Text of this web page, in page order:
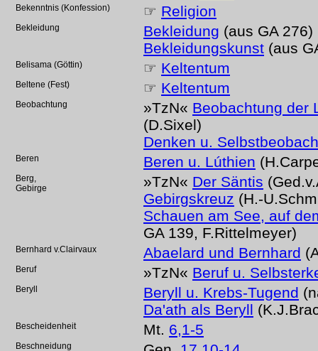
Bekenntnis (Konfession) ☞ Religion
Bekleidung Bekleidung (aus GA 276)
Bekleidungskunst (aus
Belisama (Göttin) ☞ Keltentum
Beltene (Fest) ☞ Keltentum
Beobachtung »TzN« Beobachtung der
(D.Sixel)
Denken u.
Beren Beren u. Lúthien
Berg,
Gebirge
»TzN« Der Säntis
Gebirgskreuz (H.-
Schauen am See, auf
GA 139, F.Rittelmeyer)
Bernhard v.Clairvaux Abaelard und Bernhard
Beruf »TzN« Beruf u.
Beryll Beryll u. Krebs-Tugend
Da'ath als Beryll
Bescheidenheit Mt. 6,1-5
Beschneidung